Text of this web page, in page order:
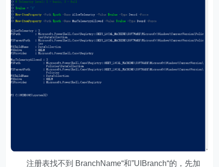
注册表找不到 BranchName“和”UIBranch“的，先加